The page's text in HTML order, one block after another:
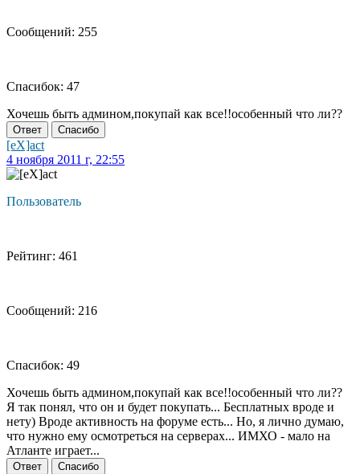
Сообщений: 255
Спасибок: 47
Хочешь быть админом,покупай как все!!особенный что ли??
Ответ Спасибо
[eX]act
4 ноября 2011 г, 22:55
Пользователь
Рейтинг: 461
Сообщений: 216
Спасибок: 49
Хочешь быть админом,покупай как все!!особенный что ли??
Я так понял, что он и будет покупать... Бесплатных вроде и
нету) Вроде активность на форуме есть... Но, я лично думаю,
что нужно ему осмотреться на серверах... ИМХО - мало на
Атланте играет...
Ответ Спасибо